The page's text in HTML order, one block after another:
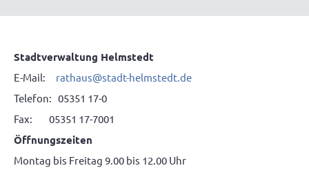
Stadtverwaltung Helmstedt
E-Mail: rathaus@stadt-helmstedt.de
Telefon: 05351 17-0
Fax: 05351 17-7001
Öffnungszeiten
Montag bis Freitag 9.00 bis 12.00 Uhr